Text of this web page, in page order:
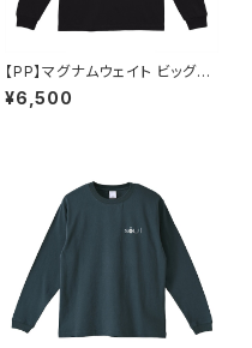
【PP】マグナムウェイト ビッグシ
ルエット ロングスリーブ（ブラッ
ク）
¥6,500